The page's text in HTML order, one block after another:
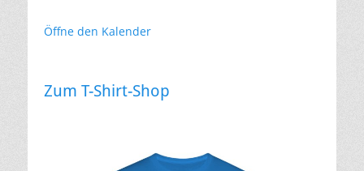
Öffne den Kalender
Zum T-Shirt-Shop